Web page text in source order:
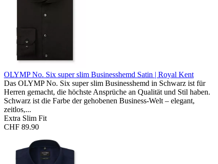
OLYMP No. Six super slim Businesshemd Satin | Royal Kent
Das OLYMP No. Six super slim Businesshemd in Schwarz ist für
Herren gemacht, die höchste Ansprüche an Qualität und Stil haben.
Schwarz ist die Farbe der gehobenen Business-Welt – elegant,
zeitlos,...
Extra Slim Fit
CHF 89.90